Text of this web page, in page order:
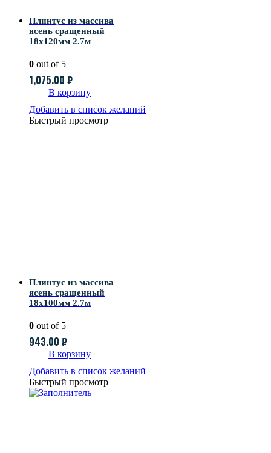
Плинтус из массива
ясень сращенный
18х120мм 2.7м
0 out of 5
1,075.00 ₽
В корзину
Добавить в список желаний
Быстрый просмотр
Плинтус из массива
ясень сращенный
18х100мм 2.7м
0 out of 5
943.00 ₽
В корзину
Добавить в список желаний
Быстрый просмотр